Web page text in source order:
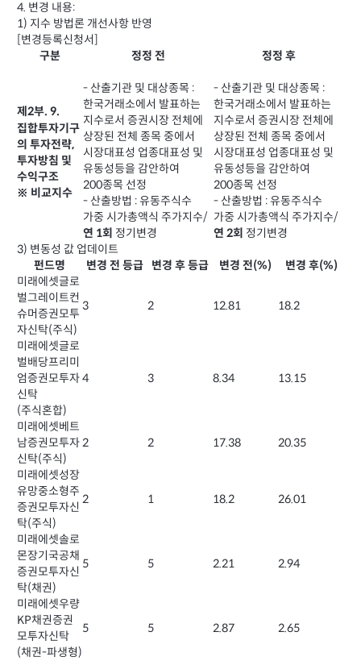
4. 변경 내용:
1) 지수 방법론 개선사항 반영
[변경등록신청서]
구분
정정 전 정정 후
제2부. 9.
집합투자기구
의 투자전략,
투자방침 및
수익구조
※ 비교지수
- 산출기관 및 대상종목 :
한국거래소에서 발표하는
지수로서 증권시장 전체에
상장된 전체 종목 중에서
시장대표성 업종대표성 및
유동성등을 감안하여
200종목 선정
- 산출방법 : 유동주식수
가중 시가총액식 주가지수/
연 1회 정기변경
- 산출기관 및 대상종목 :
한국거래소에서 발표하는
지수로서 증권시장 전체에
상장된 전체 종목 중에서
시장대표성 업종대표성 및
유동성등을 감안하여
200종목 선정
- 산출방법 : 유동주식수
가중 시가총액식 주가지수/
연 2회 정기변경
3) 변동성 값 업데이트
펀드명
변경 전 등급 변경 후 등급 변경 전(%)
변경 후(%)
미래에셋글로
벌그레이트컨
슈머증권모투
자신탁(주식)
3 2 12.81 18.2
미래에셋글로
벌배당프리미
엄증권모투자
신탁
(주식혼합)
4 3 8.34 13.15
미래에셋베트
남증권모투자
신탁(주식)
2 2 17.38 20.35
미래에셋성장
유망중소형주
증권모투자신
탁(주식)
2 1 18.2 26.01
미래에셋솔로
몬장기국공채
증권모투자신
탁(채권)
5 5 2.21 2.94
미래에셋우량
KP채권증권
모투자신탁
(채권-파생형)
5 5 2.87 2.65